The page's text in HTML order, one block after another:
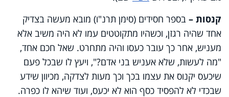
קנסות – בספר חסידים (סימן תרנ"ו) מובא מעשה בצדיק
אחד שהיה רגזן, וכשהיו מתקוטטים עמו לא היה משיב אלא
מעניש, אחר כך עובר כעסו והיה מתחרט. שאל חכם אחד,
"מה לעשות, שלא אעניש בני אדם?", ויעץ לו שבכל פעם
שיכעס יקנוס את עצמו בכך וכך מעות לצדקה, מכיוון שידע
שבכדי לא להפסיד כסף הוא לא יכעס, ועוד שיהא לו כפרה.